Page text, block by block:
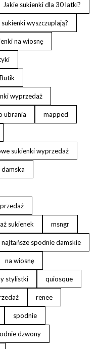
Jakie sukienki dla 30 latki?
sukienki wyszczuplają?
na wiosnę
wyprzedaż
ubrania mapped
sukienki wyprzedaż
sukienek msngr
najtańsze spodnie damskie
na wiosnę
stylistki quiosque
renee
spodnie
dzwony